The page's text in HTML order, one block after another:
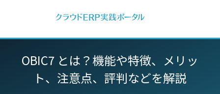
OBIC7 とは？機能や特徴、メリッ
ト、注意点、評判などを解説